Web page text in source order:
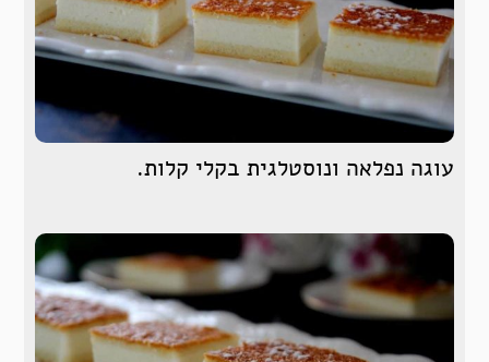
עוגה נפלאה ונוסטלגית בקלי קלות.